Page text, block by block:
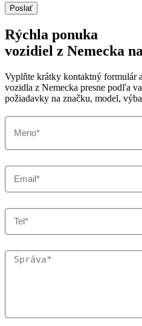
Poslať
Rýchla ponuka
vozidiel z Nemecka
Vyplňte krátky kontaktný formulár
vozidla z Nemecka presne podľa
požiadavky na značku, model,